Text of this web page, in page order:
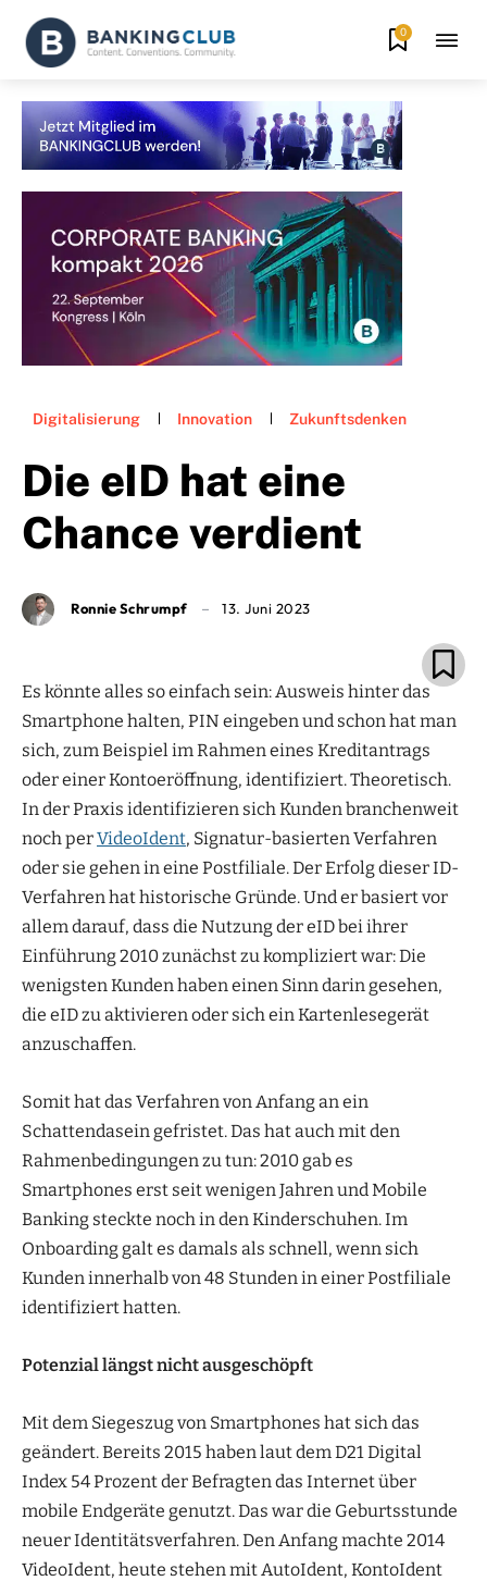
0
Digitalisierung Innovation Zukunftsdenken
Die eID hat eine
Chance verdient
Ronnie Schrumpf 13. Juni 2023
Es könnte alles so einfach sein: Ausweis hinter das
Smartphone halten, PIN eingeben und schon hat man
sich, zum Beispiel im Rahmen eines Kreditantrags
oder einer Kontoeröffnung, identifiziert. Theoretisch.
In der Praxis identifizieren sich Kunden branchenweit
noch perVideoIdent, Signatur-basierten Verfahren
oder sie gehen in eine Postfiliale. Der Erfolg dieser ID-
Verfahren hat historische Gründe. Und er basiert vor
allem darauf, dass die Nutzung der eID bei ihrer
Einführung 2010 zunächst zu kompliziert war: Die
wenigsten Kunden haben einen Sinn darin gesehen,
die eID zu aktivieren oder sich ein Kartenlesegerät
anzuschaffen.
Somit hat das Verfahren von Anfang an ein
Schattendasein gefristet. Das hat auch mit den
Rahmenbedingungen zu tun: 2010 gab es
Smartphones erst seit wenigen Jahren und Mobile
Banking steckte noch in den Kinderschuhen. Im
Onboarding galt es damals als schnell, wenn sich
Kunden innerhalb von 48 Stunden in einer Postfiliale
identifiziert hatten.
Potenzial längst nicht ausgeschöpft
Mit dem Siegeszug von Smartphones hat sich das
geändert. Bereits 2015 haben laut dem D21 Digital
Index 54 Prozent der Befragten das Internet über
mobile Endgeräte genutzt. Das war die Geburtsstunde
neuer Identitätsverfahren. Den Anfang machte 2014
VideoIdent, heute stehen mit AutoIdent, KontoIdent